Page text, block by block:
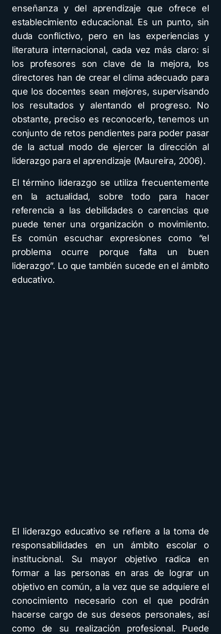
enseñanza y del aprendizaje que ofrece el
establecimiento educacional. Es un punto, sin
duda conflictivo, pero en las experiencias y
literatura internacional, cada vez más claro: si
los profesores son clave de la mejora, los
directores han de crear el clima adecuado para
que los docentes sean mejores, supervisando
los resultados y alentando el progreso. No
obstante, preciso es reconocerlo, tenemos un
conjunto de retos pendientes para poder pasar
de la actual modo de ejercer la dirección al
liderazgo para el aprendizaje (Maureira, 2006).
El término liderazgo se utiliza frecuentemente
en la actualidad, sobre todo para hacer
referencia a las debilidades o carencias que
puede tener una organización o movimiento.
Es común escuchar expresiones como “el
problema ocurre porque falta un buen
liderazgo”. Lo que también sucede en el ámbito
educativo.
El liderazgo educativo se refiere a la toma de
responsabilidades en un ámbito escolar o
institucional. Su mayor objetivo radica en
formar a las personas en aras de lograr un
objetivo en común, a la vez que se adquiere el
conocimiento necesario con el que podrán
hacerse cargo de sus deseos personales, así
como de su realización profesional. Puede